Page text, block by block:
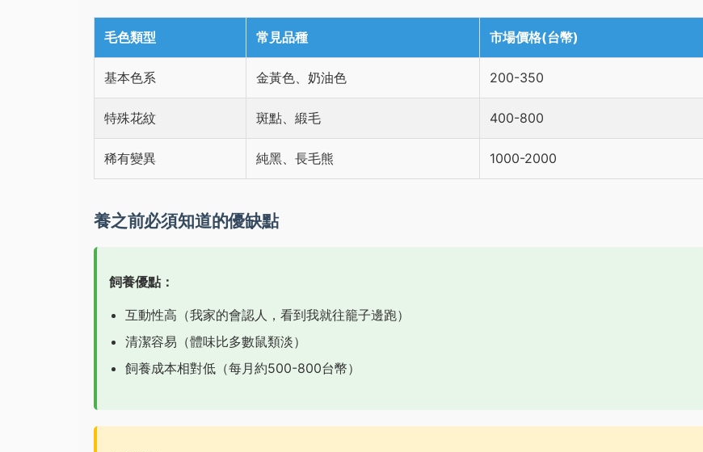
毛色類型 常見品種 市場價格(台幣)
基本色系 金黃色、奶油色 200-350
特殊花紋 斑點、緞毛 400-800
稀有變異 純黑、長毛熊 1000-2000
養之前必須知道的優缺點
飼養優點：
互動性高（我家的會認人，看到我就往籠子邊跑）
清潔容易（體味比多數鼠類淡）
飼養成本相對低（每月約500-800台幣）